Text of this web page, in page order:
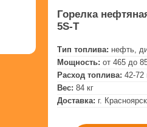
Горелка
5S-T
Тип топлива: нефть,
Мощность: от 465 до
Расход топлива: 42-72
Вес: 84 кг
Доставка: г. Красноярск